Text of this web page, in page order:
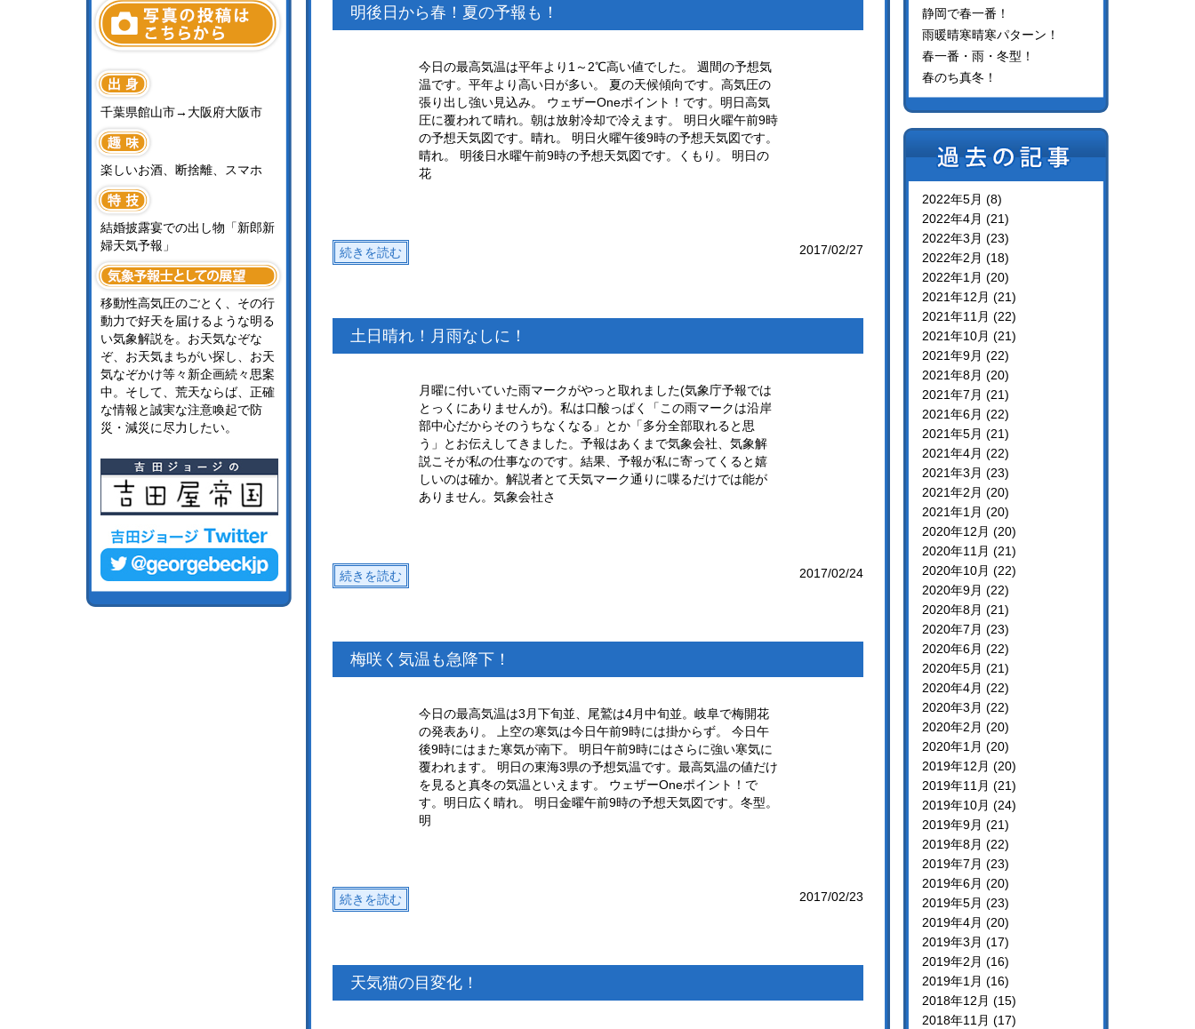
明後日から春！夏の予報も！
今日の最高気温は平年より1～2℃高い値でした。 週間の予想気
温です。平年より高い日が多い。 夏の天候傾向です。高気圧の
張り出し強い見込み。 ウェザーOneポイント！です。明日高気
圧に覆われて晴れ。朝は放射冷却で冷えます。 明日火曜午前9時
の予想天気図です。晴れ。 明日火曜午後9時の予想天気図です。
晴れ。 明後日水曜午前9時の予想天気図です。くもり。 明日の
花
続きを読む 2017/02/27
土日晴れ！月雨なしに！
月曜に付いていた雨マークがやっと取れました(気象庁予報では
とっくにありませんが)。私は口酸っぱく「この雨マークは沿岸
部中心だからそのうちなくなる」とか「多分全部取れると思
う」とお伝えしてきました。予報はあくまで気象会社、気象解
説こそが私の仕事なのです。結果、予報が私に寄ってくると嬉
しいのは確か。解説者とて天気マーク通りに喋るだけでは能が
ありません。気象会社さ
続きを読む 2017/02/24
梅咲く気温も急降下！
今日の最高気温は3月下旬並、尾鷲は4月中旬並。岐阜で梅開花
の発表あり。 上空の寒気は今日午前9時には掛からず。 今日午
後9時にはまた寒気が南下。 明日午前9時にはさらに強い寒気に
覆われます。 明日の東海3県の予想気温です。最高気温の値だけ
を見ると真冬の気温といえます。 ウェザーOneポイント！で
す。明日広く晴れ。 明日金曜午前9時の予想天気図です。冬型。
明
続きを読む 2017/02/23
天気猫の目変化！
千葉県館山市→大阪府大阪市
楽しいお酒、断捨離、スマホ
結婚披露宴での出し物「新郎新
婦天気予報」
移動性高気圧のごとく、その行
動力で好天を届けるような明る
い気象解説を。お天気なぞな
ぞ、お天気まちがい探し、お天
気なぞかけ等々新企画続々思案
中。そして、荒天ならば、正確
な情報と誠実な注意喚起で防
災・減災に尽力したい。
静岡で春一番！
雨暖晴寒晴寒パターン！
春一番・雨・冬型！
春のち真冬！
2022年5月 (8)
2022年4月 (21)
2022年3月 (23)
2022年2月 (18)
2022年1月 (20)
2021年12月 (21)
2021年11月 (22)
2021年10月 (21)
2021年9月 (22)
2021年8月 (20)
2021年7月 (21)
2021年6月 (22)
2021年5月 (21)
2021年4月 (22)
2021年3月 (23)
2021年2月 (20)
2021年1月 (20)
2020年12月 (20)
2020年11月 (21)
2020年10月 (22)
2020年9月 (22)
2020年8月 (21)
2020年7月 (23)
2020年6月 (22)
2020年5月 (21)
2020年4月 (22)
2020年3月 (22)
2020年2月 (20)
2020年1月 (20)
2019年12月 (20)
2019年11月 (21)
2019年10月 (24)
2019年9月 (21)
2019年8月 (22)
2019年7月 (23)
2019年6月 (20)
2019年5月 (23)
2019年4月 (20)
2019年3月 (17)
2019年2月 (16)
2019年1月 (16)
2018年12月 (15)
2018年11月 (17)